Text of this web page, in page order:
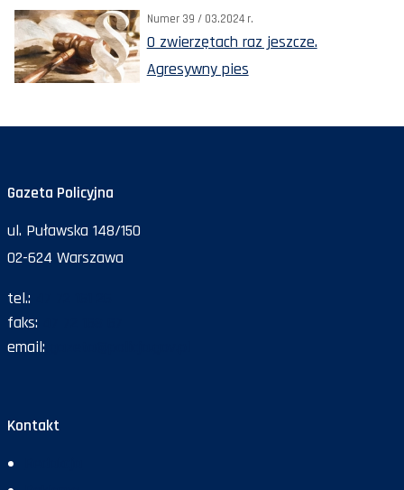
Numer 39 / 03.2024 r.
O zwierzętach raz jeszcze.
Agresywny pies
Gazeta Policyjna
ul. Puławska 148/150
02-624 Warszawa
tel.:
faks:
email:
Kontakt